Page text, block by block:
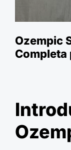
Ozempic
Completa